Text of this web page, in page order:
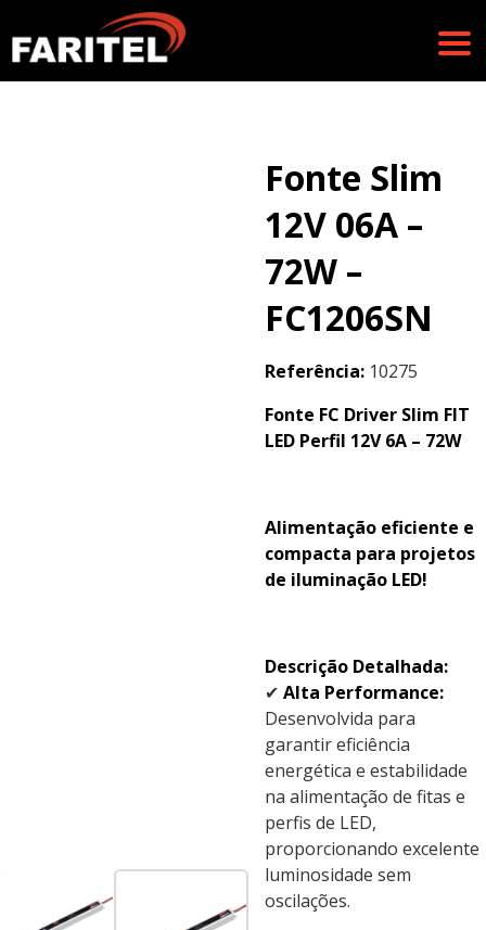
Fonte Slim
12V 06A –
72W –
FC1206SN
Referência: 10275
Fonte FC Driver Slim FIT
LED Perfil 12V 6A – 72W
Alimentação eficiente e
compacta para projetos
de iluminação LED!
Descrição Detalhada:
✔ Alta Performance:
Desenvolvida para
garantir eficiência
energética e estabilidade
na alimentação de fitas e
perfis de LED,
proporcionando excelente
luminosidade sem
oscilações.